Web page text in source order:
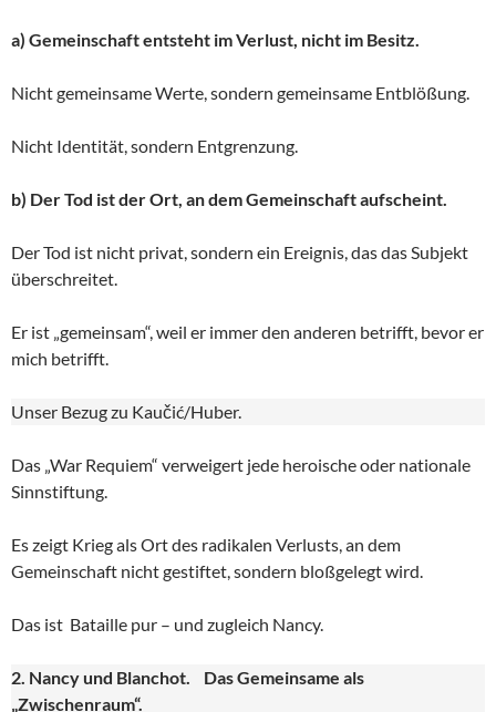
a) Gemeinschaft entsteht im Verlust, nicht im Besitz.
Nicht gemeinsame Werte, sondern gemeinsame Entblößung.
Nicht Identität, sondern Entgrenzung.
b) Der Tod ist der Ort, an dem Gemeinschaft aufscheint.
Der Tod ist nicht privat, sondern ein Ereignis, das das Subjekt
überschreitet.
Er ist „gemeinsam“, weil er immer den anderen betrifft, bevor er
mich betrifft.
Unser Bezug zu Kaučić/Huber.
Das „War Requiem“ verweigert jede heroische oder nationale
Sinnstiftung.
Es zeigt Krieg als Ort des radikalen Verlusts, an dem
Gemeinschaft nicht gestiftet, sondern bloßgelegt wird.
Das ist Bataille pur – und zugleich Nancy.
2. Nancy und Blanchot. Das Gemeinsame als
„Zwischenraum“.